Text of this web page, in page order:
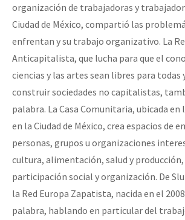
Niñxs
ETIQUETAS
MULTIMEDIA
Audio
Video
Otras secciones
Semillero Guerra contra la Humanidad.
la naturaleza bajo asedio)
Libros para descargar
“Sonhando a Terra do Bem Virá” se publica
Se o México sabe, que o mundo saiba!
[25 abr – CDMX] Tokín por el CNI: 30 años
organización de trabajadoras y
Ciudad de México, compartió las
enfrentan y su trabajo organizativo. La
Anticapitalista, que lucha para que el
ciencias y las artes sean libres para todas
construir sociedades no capitalistas,
palabra. La Casa Comunitaria, ubicada en
en la Ciudad de México, crea espacios de
personas, grupos u organizaciones
cultura, alimentación, salud y
participación social y organización. De
la Red Europa Zapatista, nacida en el
palabra, hablando en particular del